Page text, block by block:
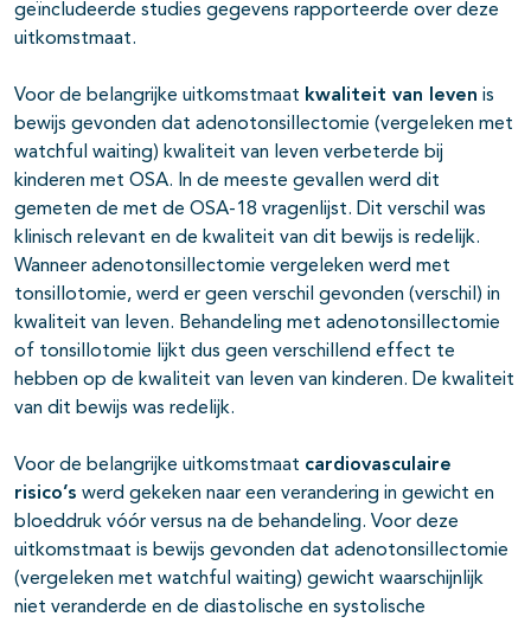
geïncludeerde studies gegevens rapporteerde over deze
uitkomstmaat.
Voor de belangrijke uitkomstmaat kwaliteit van leven is
bewijs gevonden dat adenotonsillectomie (vergeleken met
watchful waiting) kwaliteit van leven verbeterde bij
kinderen met OSA. In de meeste gevallen werd dit
gemeten de met de OSA-18 vragenlijst. Dit verschil was
klinisch relevant en de kwaliteit van dit bewijs is redelijk.
Wanneer adenotonsillectomie vergeleken werd met
tonsillotomie, werd er geen verschil gevonden (verschil) in
kwaliteit van leven. Behandeling met adenotonsillectomie
of tonsillotomie lijkt dus geen verschillend effect te
hebben op de kwaliteit van leven van kinderen. De kwaliteit
van dit bewijs was redelijk.
Voor de belangrijke uitkomstmaat cardiovasculaire
risico’s werd gekeken naar een verandering in gewicht en
bloeddruk vóór versus na de behandeling. Voor deze
uitkomstmaat is bewijs gevonden dat adenotonsillectomie
(vergeleken met watchful waiting) gewicht waarschijnlijk
niet veranderde en de diastolische en systolische